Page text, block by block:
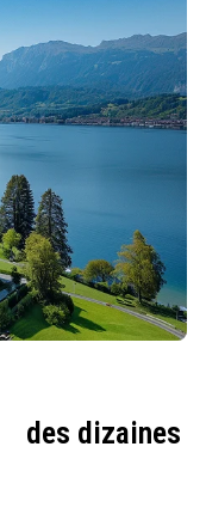
des dizaines